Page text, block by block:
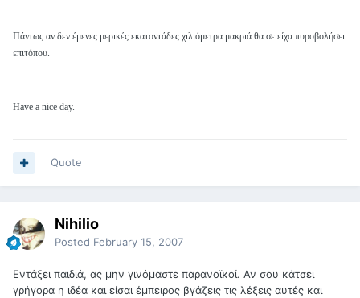
Πάντως αν δεν έμενες μερικές εκατοντάδες χιλιόμετρα μακριά θα σε είχα πυροβολήσει
επιτόπου.
Have a nice day.
Quote
Nihilio
Posted February 15, 2007
Εντάξει παιδιά, ας μην γινόμαστε παρανοϊκοί. Αν σου κάτσει
γρήγορα η ιδέα και είσαι έμπειρος βγάζεις τις λέξεις αυτές και